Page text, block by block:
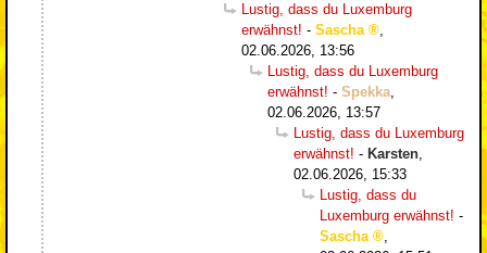
Lustig, dass du Luxemburg
erwähnst! - Sascha
,
02.06.2026, 13:56
Lustig, dass du Luxemburg
erwähnst! - Spekka,
02.06.2026, 13:57
Lustig, dass du Luxemburg
erwähnst! - Karsten,
02.06.2026, 15:33
Lustig, dass du
Luxemburg erwähnst! -
Sascha
,